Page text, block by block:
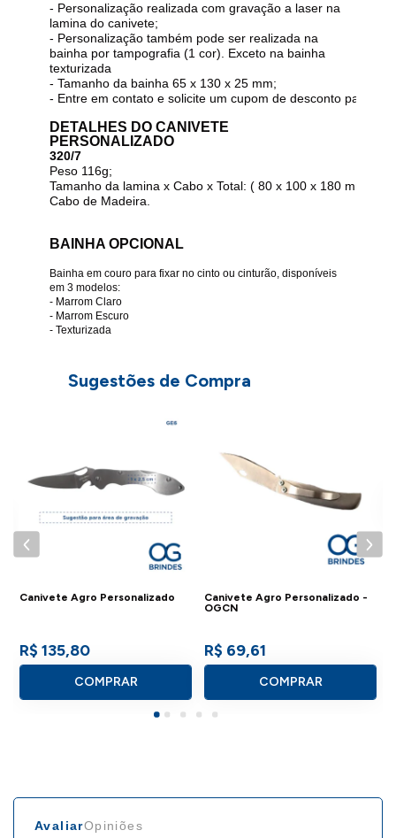
- Personalização realizada com gravação a laser na
lamina do canivete;
- Personalização também pode ser realizada na
bainha por tampografia (1 cor). Exceto na bainha
texturizada
- Tamanho da bainha 65 x 130 x 25 mm;
- Entre em contato e solicite um cupom de desconto para
DETALHES DO CANIVETE
PERSONALIZADO
320/7
Peso 116g;
Tamanho da lamina x Cabo x Total: ( 80 x 100 x 180 mm )
Cabo de Madeira.
BAINHA OPCIONAL
Bainha em couro para fixar no cinto ou cinturão, disponíveis
em 3 modelos:
- Marrom Claro
- Marrom Escuro
- Texturizada
Sugestões de Compra
Canivete Agro Personalizado
R$ 135,80
COMPRAR
Canivete Agro Personalizado -
OGCN
R$ 69,61
COMPRAR
AvaliarOpiniões